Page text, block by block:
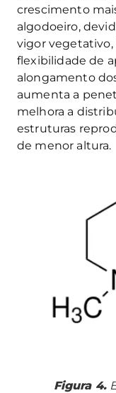
crescimento
algodoeiro,
vigor vegetativo,
flexibilidade de
alongamento
aumenta a
melhora a
estruturas
de menor altura.
Figura 4.